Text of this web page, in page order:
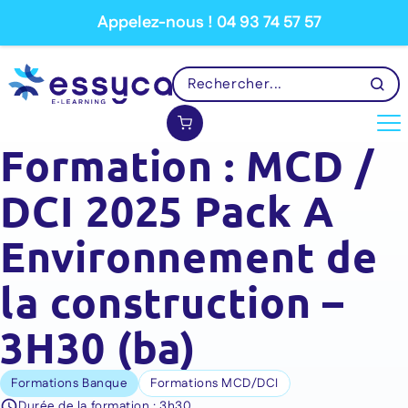
Appelez-nous ! 04 93 74 57 57
Formation : MCD /
DCI 2025 Pack A
Environnement de
la construction –
3H30 (ba)
Formations Banque
Formations MCD/DCI